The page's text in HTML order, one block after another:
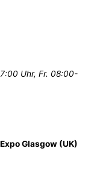
Uhr, Fr. 08:00-
Glasgow (UK)